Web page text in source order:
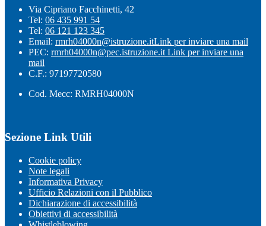
Via Cipriano Facchinetti, 42
Tel: 06 435 991 54
Tel: 06 121 123 345
Email: rmrh04000n@istruzione.itLink per inviare una mail
PEC: rmrh04000n@pec.istruzione.it Link per inviare una
mail
C.F.: 97197720580
Cod. Mecc: RMRH04000N
Sezione Link Utili
Cookie policy
Note legali
Informativa Privacy
Ufficio Relazioni con il Pubblico
Dichiarazione di accessibilità
Obiettivi di accessibilità